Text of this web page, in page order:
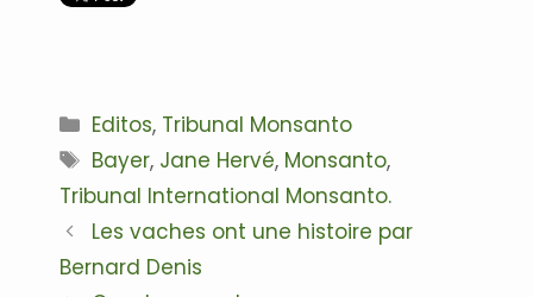
Catégories
Editos, Tribunal Monsanto
Étiquettes
Bayer, Jane Hervé, Monsanto,
Tribunal International Monsanto.
Navigation
des
Les vaches ont une histoire par
Bernard Denis